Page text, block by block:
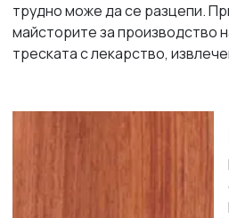
трудно може да се разцепи.
майсторите за производство
треската с лекарство,